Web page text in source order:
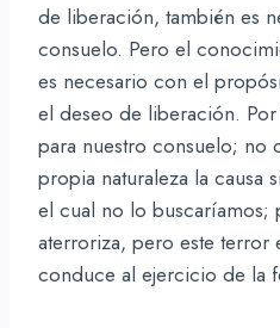
de liberación, también es
consuelo. Pero el
es necesario con el
el deseo de liberación.
para nuestro consuelo; no
propia naturaleza la causa
el cual no lo buscaríamos;
aterroriza, pero este terror
conduce al ejercicio de la